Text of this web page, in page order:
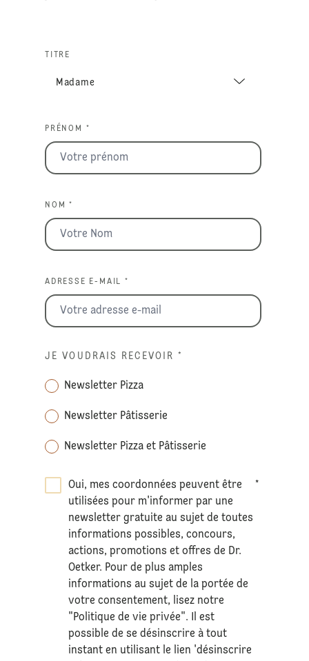
TITRE
PRÉNOM *
NOM *
ADRESSE E-MAIL *
JE VOUDRAIS RECEVOIR *
Newsletter Pizza
Newsletter Pâtisserie
Newsletter Pizza et Pâtisserie
Oui, mes coordonnées peuvent être
utilisées pour m'informer par une
newsletter gratuite au sujet de toutes
informations possibles, concours,
actions, promotions et offres de Dr.
Oetker. Pour de plus amples
informations au sujet de la portée de
votre consentement, lisez notre
"Politique de vie privée". Il est
possible de se désinscrire à tout
instant en utilisant le lien 'désinscrire
*